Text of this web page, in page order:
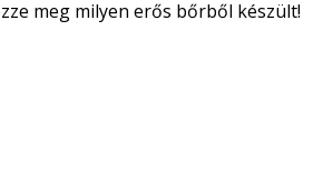
meg milyen erős bőrből készült!